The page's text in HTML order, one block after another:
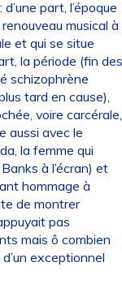
part, l’époque
musical à
et qui se situe
la période (fin des
schizophrène
tard en cause),
voire carcérale,
aussi avec le
la femme qui
à l’écran) et
hommage à
de montrer
pas
mais ô combien
exceptionnel